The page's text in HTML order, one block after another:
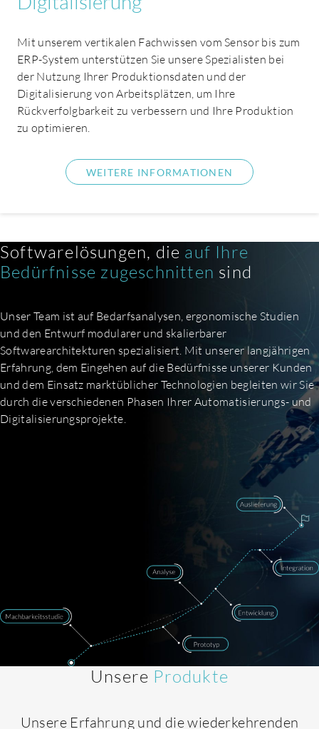
Mit unserem vertikalen Fachwissen vom Sensor bis zum
ERP-System unterstützen Sie unsere Spezialisten bei
der Nutzung Ihrer Produktionsdaten und der
Digitalisierung von Arbeitsplätzen, um Ihre
Rückverfolgbarkeit zu verbessern und Ihre Produktion
zu optimieren.
WEITERE INFORMATIONEN
Softwarelösungen, die auf Ihre
Bedürfnisse zugeschnitten sind
Unser Team ist auf Bedarfsanalysen, ergonomische Studien
und den Entwurf modularer und skalierbarer
Softwarearchitekturen spezialisiert. Mit unserer langjährigen
Erfahrung, dem Eingehen auf die Bedürfnisse unserer Kunden
und dem Einsatz marktüblicher Technologien begleiten wir Sie
durch die verschiedenen Phasen Ihrer Automatisierungs- und
Digitalisierungsprojekte.
Unsere Produkte
Unsere Erfahrung und die wiederkehrenden